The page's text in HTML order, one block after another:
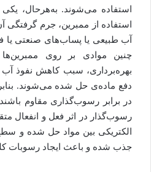
استفاده می‌شوند. به‌هرحال،
استفاده از ممبرین، جرم
آب طبیعی یا پساب‌های صنعتی
چنین موادی بر روی
بهره‌برداری، سبب کاهش نفوذ آب
دفع ماده‌ی حل شده می‌شوند.
در برابر رسوب‌گذاری مقاوم
رسوب‌گذار در اثر فعل و انفعال
الکتریکی بین مواد حل شده و
جذب شده و باعث ایجاد رسوبات